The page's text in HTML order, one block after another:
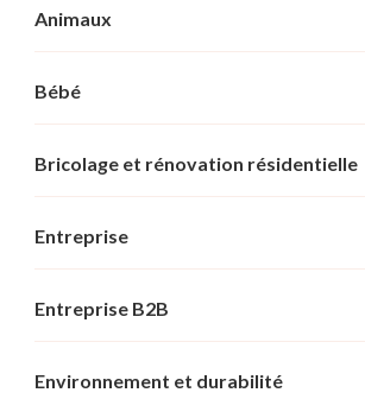
Animaux
Bébé
Bricolage et rénovation résidentielle
Entreprise
Entreprise B2B
Environnement et durabilité